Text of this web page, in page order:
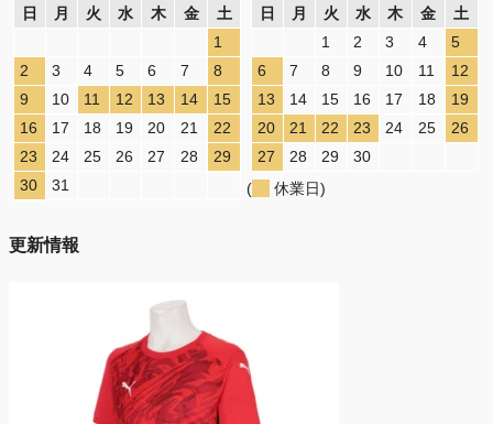
日 月 火 水 木 金
土
1
2
3 4 5 6 7
8
9
10 11 12 13 14
15
16
17 18 19 20 21
22
23
24 25 26 27 28
29
30
31
日 月 火 水 木 金
土
1
2 3 4
5
6
7 8 9 10 11
12
13
14 15 16 17 18
19
20
21 22 23 24 25
26
27
28 29
30
(
休業日)
更新情報